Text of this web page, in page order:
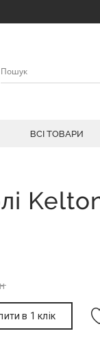
ВСІ ТОВАРИ
в 1 клік